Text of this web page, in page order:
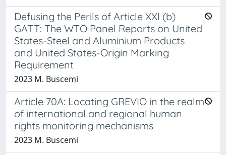
Defusing the Perils of Article XXI (b)
GATT: The WTO Panel Reports on United
States-Steel and Aluminium Products
and United States-Origin Marking
Requirement
2023 M. Buscemi
Article 70A: Locating GREVIO in the realm
of international and regional human
rights monitoring mechanisms
2023 M. Buscemi